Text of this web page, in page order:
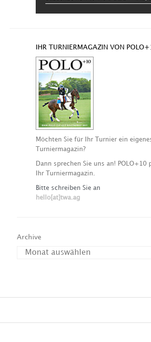
IHR TURNIERMAGAZIN VON
Möchten Sie für Ihr Turnier ein
Turniermagazin?
Dann sprechen Sie uns an! POLO+10
Ihr Turniermagazin.
Bitte schreiben Sie an
hello[at]twa.ag
Archive